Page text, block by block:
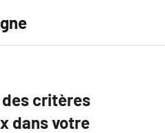
critères
dans votre